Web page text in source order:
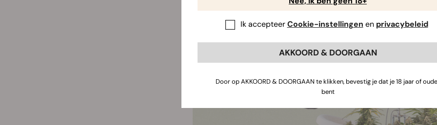
Cannabis badzout
Ik accepteerCookie-instellingen en privacybeleid
AKKOORD & DOORGAAN
Door op AKKOORD & DOORGAAN te klikken, bevestig je dat je 18 jaar of
bent